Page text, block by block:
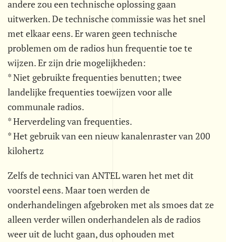
andere zou een technische oplossing gaan
uitwerken. De technische commissie was het snel
met elkaar eens. Er waren geen technische
problemen om de radios hun frequentie toe te
wijzen. Er zijn drie mogelijkheden:
* Niet gebruikte frequenties benutten; twee
landelijke frequenties toewijzen voor alle
communale radios.
* Herverdeling van frequenties.
* Het gebruik van een nieuw kanalenraster van 200
kilohertz
Zelfs de technici van ANTEL waren het met dit
voorstel eens. Maar toen werden de
onderhandelingen afgebroken met als smoes dat ze
alleen verder willen onderhandelen als de radios
weer uit de lucht gaan, dus ophouden met